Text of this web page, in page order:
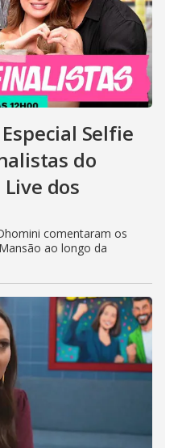
Selfie
do
dos
comentaram os
ao longo da